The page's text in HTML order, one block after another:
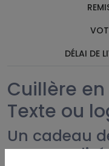
DÉLAI DE
Cuillère
Texte ou
Un cadeau
personnalisé